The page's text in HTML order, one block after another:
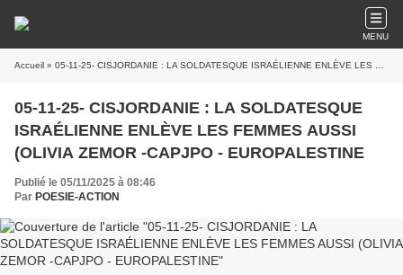
MENU
Accueil » 05-11-25- CISJORDANIE : LA SOLDATESQUE ISRAÉLIENNE ENLÈVE LES FEMMES AUSSI (OLIVIA ZEMOR -CAPJPO - EUROPALESTINE
05-11-25- CISJORDANIE : LA SOLDATESQUE
ISRAÉLIENNE ENLÈVE LES FEMMES AUSSI
(OLIVIA ZEMOR -CAPJPO - EUROPALESTINE
Publié le 05/11/2025 à 08:46
Par POESIE-ACTION